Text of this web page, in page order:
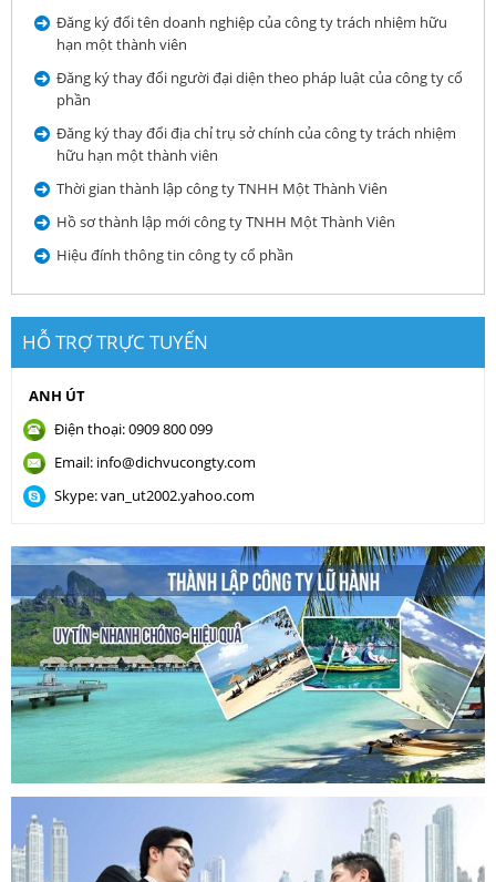
Đăng ký đổi tên doanh nghiệp của công ty trách nhiệm hữu
hạn một thành viên
Đăng ký thay đổi người đại diện theo pháp luật của công ty cổ
phần
Đăng ký thay đổi địa chỉ trụ sở chính của công ty trách nhiệm
hữu hạn một thành viên
Thời gian thành lập công ty TNHH Một Thành Viên
Hồ sơ thành lập mới công ty TNHH Một Thành Viên
Hiệu đính thông tin công ty cổ phần
HỖ TRỢ TRỰC TUYẾN
ANH ÚT
Điện thoại: 0909 800 099
Email: info@dichvucongty.com
Skype: van_ut2002.yahoo.com